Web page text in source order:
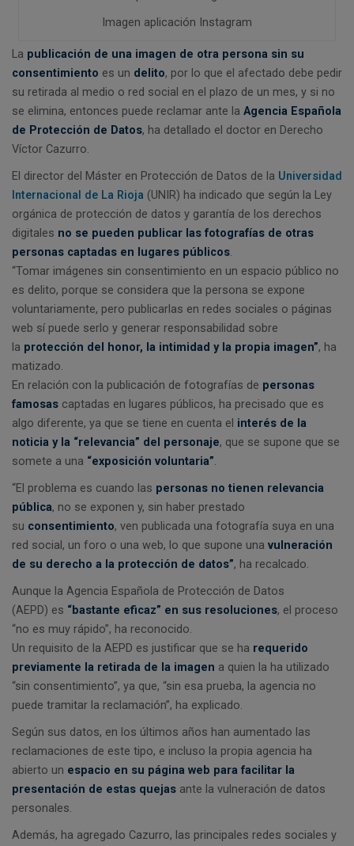
Imagen aplicación Instagram
La publicación de una imagen de otra persona sin su
consentimiento es un delito, por lo que el afectado debe pedir
su retirada al medio o red social en el plazo de un mes, y si no
se elimina, entonces puede reclamar ante la Agencia Española
de Protección de Datos, ha detallado el doctor en Derecho
Víctor Cazurro.
El director del Máster en Protección de Datos de la Universidad
Internacional de La Rioja (UNIR) ha indicado que según la Ley
orgánica de protección de datos y garantía de los derechos
digitales no se pueden publicar las fotografías de otras
personas captadas en lugares públicos.
“Tomar imágenes sin consentimiento en un espacio público no
es delito, porque se considera que la persona se expone
voluntariamente, pero publicarlas en redes sociales o páginas
web sí puede serlo y generar responsabilidad sobre
la protección del honor, la intimidad y la propia imagen”, ha
matizado.
En relación con la publicación de fotografías de personas
famosas captadas en lugares públicos, ha precisado que es
algo diferente, ya que se tiene en cuenta el interés de la
noticia y la “relevancia” del personaje, que se supone que se
somete a una “exposición voluntaria”.
“El problema es cuando las personas no tienen relevancia
pública, no se exponen y, sin haber prestado
su consentimiento, ven publicada una fotografía suya en una
red social, un foro o una web, lo que supone una vulneración
de su derecho a la protección de datos”, ha recalcado.
Aunque la Agencia Española de Protección de Datos
(AEPD) es “bastante eficaz” en sus resoluciones, el proceso
“no es muy rápido”, ha reconocido.
Un requisito de la AEPD es justificar que se ha requerido
previamente la retirada de la imagen a quien la ha utilizado
“sin consentimiento”, ya que, “sin esa prueba, la agencia no
puede tramitar la reclamación”, ha explicado.
Según sus datos, en los últimos años han aumentado las
reclamaciones de este tipo, e incluso la propia agencia ha
abierto un espacio en su página web para facilitar la
presentación de estas quejas ante la vulneración de datos
personales.
Además, ha agregado Cazurro, las principales redes sociales y